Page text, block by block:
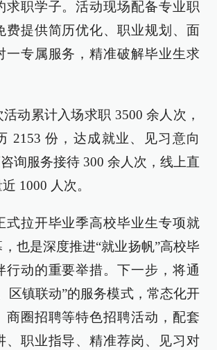
求职学子。活动现场配备专业职
费提供简历优化、职业规划、面
一专属服务，精准破解毕业生求
动累计入场求职 3500 余人次，
2153 份，达成就业、见习意向
询服务接待 300 余人次，线上直
1000 人次。
式拉开毕业季高校毕业生专项就
也是深度推进“就业扬帆”高校毕
行动的重要举措。下一步，将通
区镇联动”的服务模式，常态化开
商圈招聘等特色招聘活动，配套
、职业指导、精准荐岗、见习对